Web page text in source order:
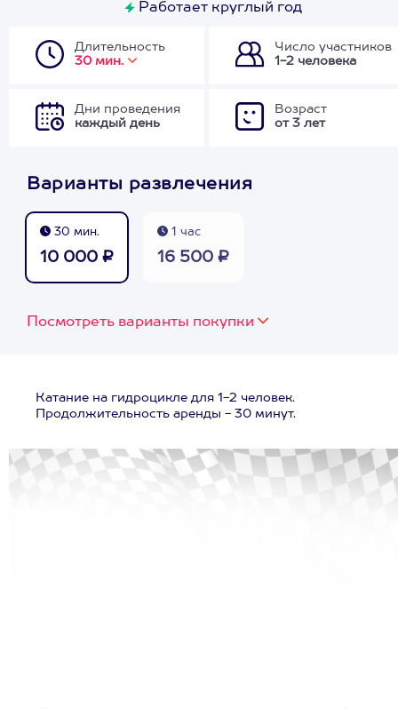
Работает круглый год
Длительность
30 мин.
Число участников
1-2 человека
Дни проведения
каждый день
Возраст
от 3 лет
Варианты развлечения
30 мин.
10 000 ₽
1 час
16 500 ₽
Посмотреть варианты покупки
Катание на гидроцикле для 1-2 человек.
Продолжительность аренды - 30 минут.